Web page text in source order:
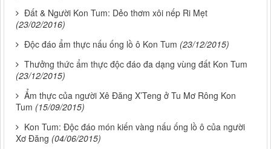
Đất & Người Kon Tum: Dẻo thơm xôi nếp Ri Mẹt
(23/02/2016)
Độc đáo ẩm thực nấu ống lồ ô Kon Tum (23/12/2015)
Thưởng thức ẩm thực độc đáo đa dạng vùng đất Kon Tum
(23/12/2015)
Ẩm thực của người Xê Đăng X’Teng ở Tu Mơ Rông Kon
Tum (15/09/2015)
Kon Tum: Độc đáo món kiến vàng nấu ống lồ ô của người
Xơ Đăng (04/06/2015)